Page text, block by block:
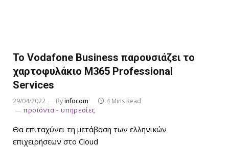
Το Vodafone Business παρουσιάζει το
χαρτοφυλάκιο M365 Professional
Services
29/04/2022 Byinfocom
4 Mins Read
προϊόντα - υπηρεσίες
Θα επιταχύνει τη μετάβαση των ελληνικών
επιχειρήσεων στο Cloud